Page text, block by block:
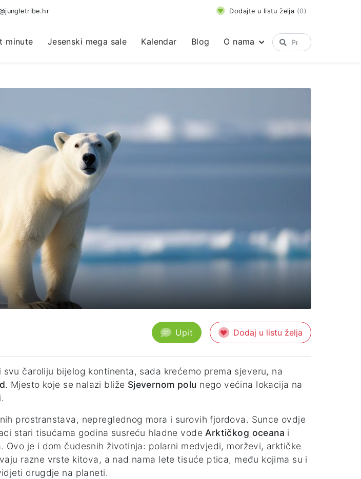
Dodajte u listu želja (0)
minute Jesenski mega sale Kalendar Blog O nama
Upit Dodaj u listu želja
čaroliju bijelog kontinenta, sada krećemo prema sjeveru, na
. Mjesto koje se nalazi bliže Sjevernom polu nego većina lokacija na
prostranstava, nepreglednog mora i surovih fjordova. Sunce ovdje
stari tisućama godina susreću hladne vodeArktičkog oceana i
Ovo je i dom čudesnih životinja: polarni medvjedi, morževi, arktičke
razne vrste kitova, a nad nama lete tisuće ptica, među kojima su i
drugdje na planeti.